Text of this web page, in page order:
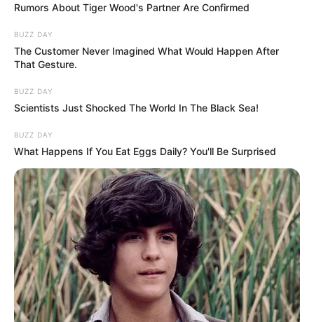
A miniszterelnök bevallotta: magát a repülést
nehéz igazán szeretni. A biztonsági ellenőrzések, a
rohanás, a csatlakozások miatti idegeskedés, az
időzónák közti ugrálás mind-mind próbára teszik az
embert. Az igazi öröm – fogalmazott – mindig az,
amikor végre megérkezik az úti célra. És ebben
alighanem sokan magukra ismernek.
Gyerekkorában még egészen más hivatásról
álmodozott: vadászpilóta, tűzoltó, katona vagy
akár juhász is szívesen lett volna. A sors azonban
Rumors About Tiger Wood's Partner Are Confirmed
BUZZ DAY
The Customer Never Imagined What Would Happen After
That Gesture.
BUZZ DAY
Scientists Just Shocked The World In The Black Sea!
BUZZ DAY
What Happens If You Eat Eggs Daily? You'll Be Surprised